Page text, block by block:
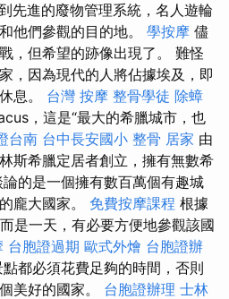
先進的廢物管理系統，名人遊輪
他們參觀的目的地。 學按摩 儘
，但希望的跡像出現了。 難怪
，因為現代的人將佔據埃及，即
息。 台灣 按摩 整骨學徒 除蟑
，這是“最大的希臘城市，也
台南 台中長安國小 整骨 居家 由
斯希臘定居者創立，擁有無數希
的是一個擁有數百萬個有趣城
龐大國家。 免費按摩課程 根據
是一天，有必要方便地參觀該國
台胞證過期 歐式外燴 台胞證辦
都必須花費足夠的時間，否則
美好的國家。 台胞證辦理 士林